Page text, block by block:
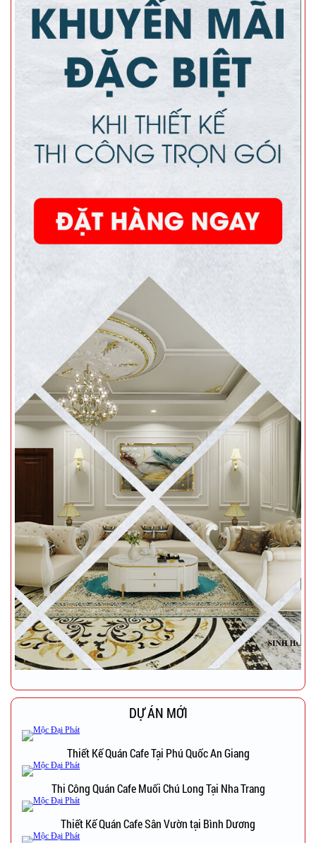
DỰ ÁN MỚI
Thiết Kế Quán Cafe Tại Phú Quốc An Giang
Thi Công Quán Cafe Muối Chú Long Tại Nha Trang
Thiết Kế Quán Cafe Sân Vườn tại Bình Dương